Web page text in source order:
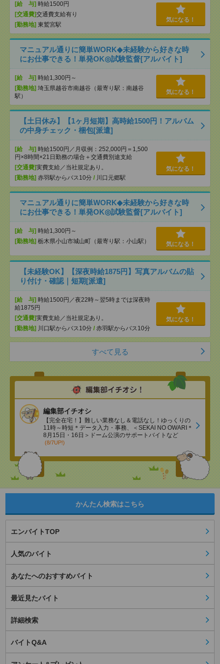
[給 与] 時給1500円
[交通費]交通費支給有り
[勤務地] 東鷲宮駅
気になる！
マニュアル通りに簡単WORK◆未経験から好きな時
にお仕事できる！単発OK◎試験監督[アルバイト]
[給 与] 時給1,300円～
[勤務地] 埼玉県越谷市南越谷（最寄り駅：南越谷
駅）
気になる！
【土日休み】【1ヶ月短期】高時給1500円！アルバム
の中身チェック・梱包[派遣]
[給 与] 時給1500円／月収例：252,000円＝1,500
円×8時間×21日勤務の場合＋交通費別途支給
[交通費]実費支給／当社規定あり。
[勤務地] 赤羽駅からバス10分 / 川口元郷駅
気になる！
マニュアル通りに簡単WORK◆未経験から好きな時
にお仕事できる！単発OK◎試験監督[アルバイト]
[給 与] 時給1,300円～
[勤務地] 栃木県小山市城山町（最寄り駅：小山駅） 気になる！
【未経験OK】【深夜時給1875円】写真アルバムの貼
り付け・確認｜短期[派遣]
[給 与] 時給1500円／夜22時～翌5時までは深夜時
給1875円
[交通費]実費支給／当社規定あり。
[勤務地] 川口駅からバス10分 / 赤羽駅からバス10分
気になる！
すべて見る
編集部イチオシ
【完全在宅！】難しい業務なし＆電話なし！ゆっくりの
11時～時短＊データ入力・事務、＜SEKAI NO OWARI＊
8月15日・16日＞ドーム公演のサポートバイトなど
(8/7UP!)
かんたん検索はこちら
エンバイトTOP
人気のバイト
あなたへのおすすめバイト
最近見たバイト
詳細検索
バイトQ&A